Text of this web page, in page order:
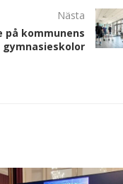
Nästa
på kommunens
gymnasieskolor